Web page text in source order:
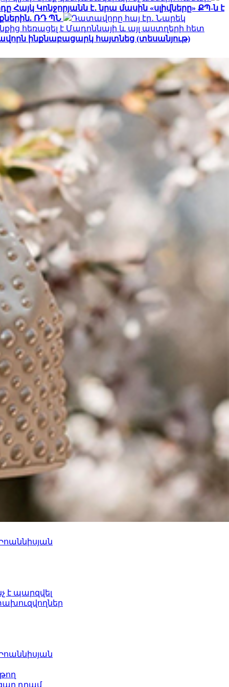
Հայկ Կոնջորյանն է․ նրա մասին «սլիվները» ՔՊ-ն է
ՌԴ ՊՆ
Դատավորը հայ էր․ Նարեկ
հեռացել է Մադոննայի և այլ աստղերի հետ
ինքնաբացարկ հայտնեց (տեսանյութ)
է պարզվել
դրամ